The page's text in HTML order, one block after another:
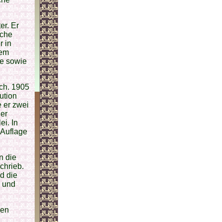
Er
in
sowie
1905
er zwei
In
die
die
und